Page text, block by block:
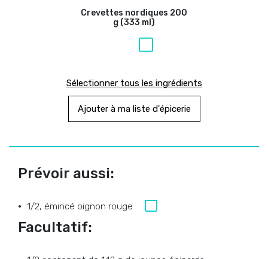
Crevettes nordiques 200
g (333 ml)
Sélectionner tous les ingrédients
Ajouter à ma liste d'épicerie
Prévoir aussi:
1/2, émincé oignon rouge
Facultatif: